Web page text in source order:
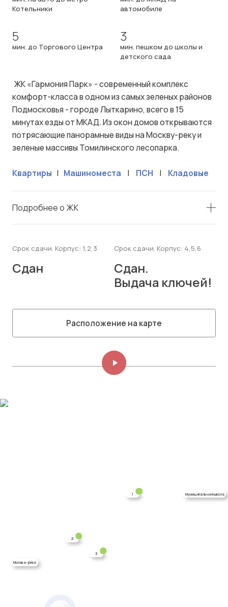
Котельники
автомобиле
5
мин. до Торгового Центра
3
мин. пешком до школы и
детского сада
ЖК «Гармония Парк» - современный комплекс
комфорт-класса в одном из самых зеленых районов
Подмосковья - городе Лыткарино, всего в 15
минутах езды от МКАД. Из окон домов открываются
потрясающие панорамные виды на Москву-реку и
зеленые массивы Томилинского лесопарка.
Квартиры | Машиноместа | ПСН | Кладовые
Подробнее о ЖК
Срок сдачи. Корпус: 1,2,3
Сдан
Срок сдачи. Корпус: 4,5,6
Сдан.
Выдача ключей!
Расположение на карте
Москва-река
Муниципальная школа
2
1
3